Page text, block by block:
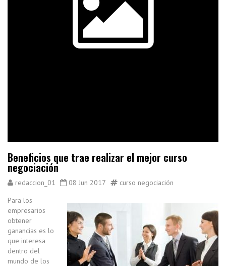
Beneficios que trae realizar el mejor curso
negociación
redaccion_01 08 Jun 2017
curso negociación
Para los
empresarios
obtener
ganancias es lo
que interesa
dentro del
mundo de los